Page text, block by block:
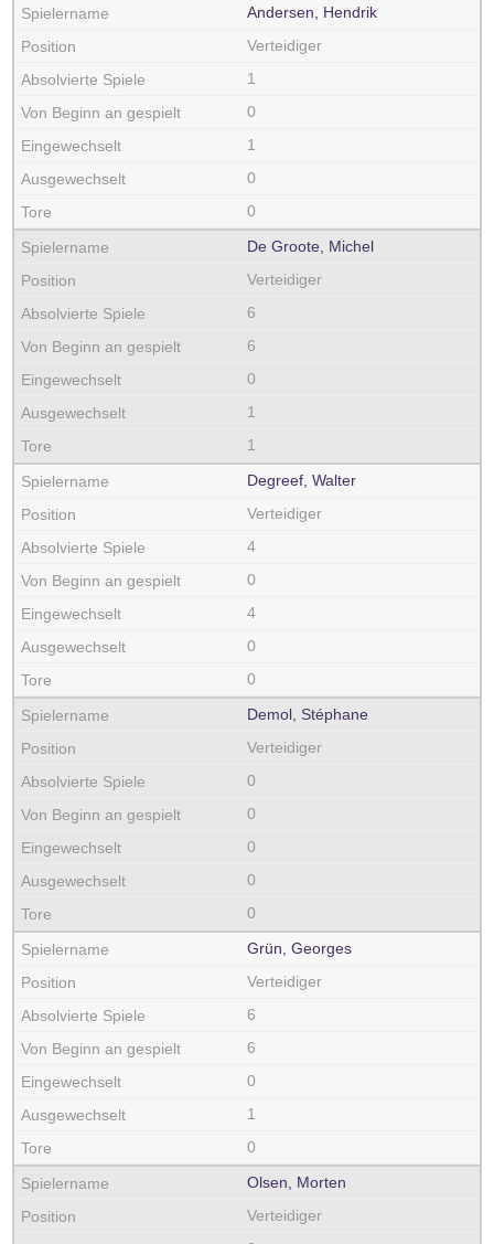
Andersen, Hendrik
Verteidiger
1
0
1
0
0
De Groote, Michel
Verteidiger
6
6
0
1
1
Degreef, Walter
Verteidiger
4
0
4
0
0
Demol, Stéphane
Verteidiger
0
0
0
0
0
Grün, Georges
Verteidiger
6
6
0
1
0
Olsen, Morten
Verteidiger